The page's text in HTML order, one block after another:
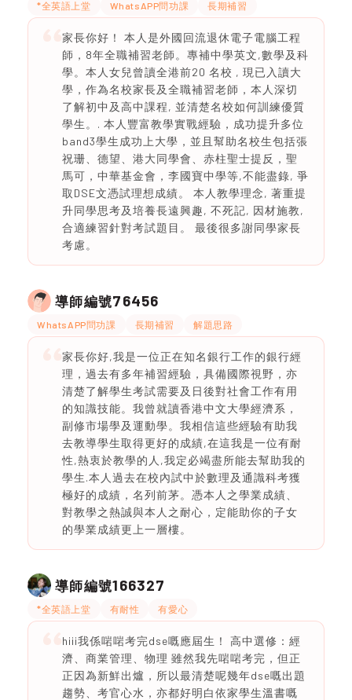
*全英語上堂 WhatsAPP問功課 長期補習
家長你好！ 本人是外國回流退休電子電腦工程
師，8年全職補習老師。專補中學英文,數學及科
學。本人女兒曾讀全港前20 名校 , 現已入讀大
學，作為名校家長及全職補習老師，本人深切
了解初中及高中課程, 並清楚名校如何訓練優質
學生。. 本人豐富教學實戰經驗，成功提升多位
band3學生成功上大學，並且幫助名校生包括張
祝珊、德望、港大同學會、赤柱聖士提反，聖
馬可，中華基金會，李國寶中學等,不能盡錄, 爭
取DSE文憑試理想成績。 本人教學理念, 著重提
升同學思考及培養長遠興趣, 不死記, 因材施教,
合適練習針對考試題目。 最後很多謝同學家長
考慮。
導師編號76456
WhatsAPP問功課 長期補習 解題思路
家長你好,我是一位正在知名銀行工作的銀行經
理，過去有多年補習經驗，具備國際視野，亦
清楚了解學生考試需要及日後對社會工作有用
的知識技能。我曾就讀香港中文大學經濟系，
副修市場學及運動學。我相信這些經驗有助我
去教導學生取得更好的成績,在這我是一位有耐
性,熱衷於教學的人,我定必竭盡所能去幫助我的
學生.本人過去在校內試中於數理及通識科考獲
極好的成績，名列前茅。憑本人之學業成績、
對教學之熱誠與本人之耐心，定能助你的子女
的學業成績更上一層樓。
導師編號166327
*全英語上堂 有耐性 有愛心
hiii我係啱啱考完dse嘅應屆生！ 高中選修：經
濟、商業管理、物理 雖然我先啱啱考完，但正
正因為新鮮出爐，所以最清楚呢幾年dse嘅出題
趨勢、考官心水，亦都好明白依家學生溫書嘅